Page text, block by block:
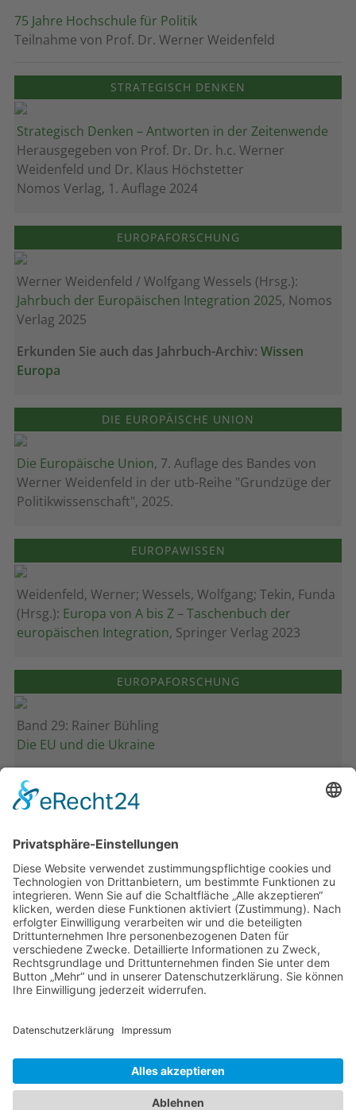
75 Jahre Hochschule für Politik
Teilnahme von Prof. Dr. Werner Weidenfeld
STRATEGISCH DENKEN
Strategisch Denken – Antworten in der Zeitenwende
Herausgegeben von Prof. Dr. Dr. h.c. Werner
Weidenfeld und Dr. Klaus Höchstetter
Nomos Verlag, 1. Auflage 2024
EUROPAFORSCHUNG
Werner Weidenfeld / Wolfgang Wessels (Hrsg.):
Jahrbuch der Europäischen Integration 2025, Nomos
Verlag 2025
Erkunden Sie auch das Jahrbuch-Archiv: Wissen
Europa
DIE EUROPÄISCHE UNION
Die Europäische Union, 7. Auflage des Bandes von
Werner Weidenfeld in der utb-Reihe "Grundzüge der
Politikwissenschaft", 2025.
EUROPAWISSEN
Weidenfeld, Werner; Wessels, Wolfgang; Tekin, Funda
(Hrsg.): Europa von A bis Z – Taschenbuch der
europäischen Integration, Springer Verlag 2023
EUROPAFORSCHUNG
Band 29: Rainer Bühling
Die EU und die Ukraine
Band 28: Andrea Zeller
Eurorettung um jeden Preis?
Band 27: Thomas Jansen
Europa verstehen
Band 26: Andreas Öffner
Die Macht der Interessen
Band 25: Edmund Ratka
Deutschlands Mittelmeerpolitik
PDF-Flyer zur Schriftenreihe